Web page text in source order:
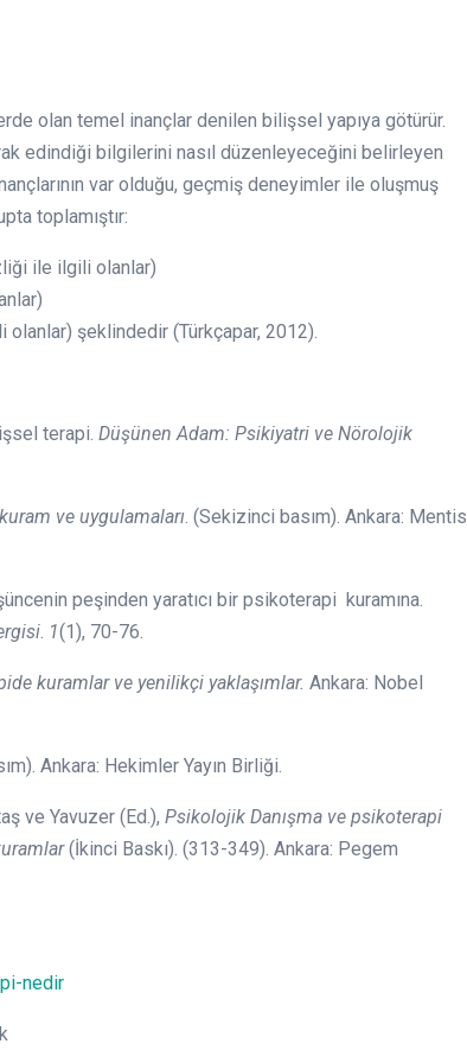
olan temel inançlar denilen bilişsel yapıya götürür.
edindiği bilgilerini nasıl düzenleyeceğini belirleyen
var olduğu, geçmiş deneyimler ile oluşmuş
toplamıştır:
ile ilgili olanlar)
şeklindedir (Türkçapar, 2012).
terapi. Düşünen Adam: Psikiyatri ve Nörolojik
ve uygulamaları. (Sekizinci basım). Ankara: Mentis
peşinden yaratıcı bir psikoterapi kuramına.
. 1(1), 70-76.
kuramlar ve yenilikçi yaklaşımlar. Ankara: Nobel
Ankara: Hekimler Yayın Birliği.
ve Yavuzer (Ed.), Psikolojik Danışma ve psikoterapi
(İkinci Baskı). (313-349). Ankara: Pegem
nedir